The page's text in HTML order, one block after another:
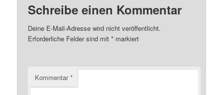
Schreibe einen Kommentar
Deine E-Mail-Adresse wird nicht veröffentlicht.
Erforderliche Felder sind mit* markiert
Kommentar*